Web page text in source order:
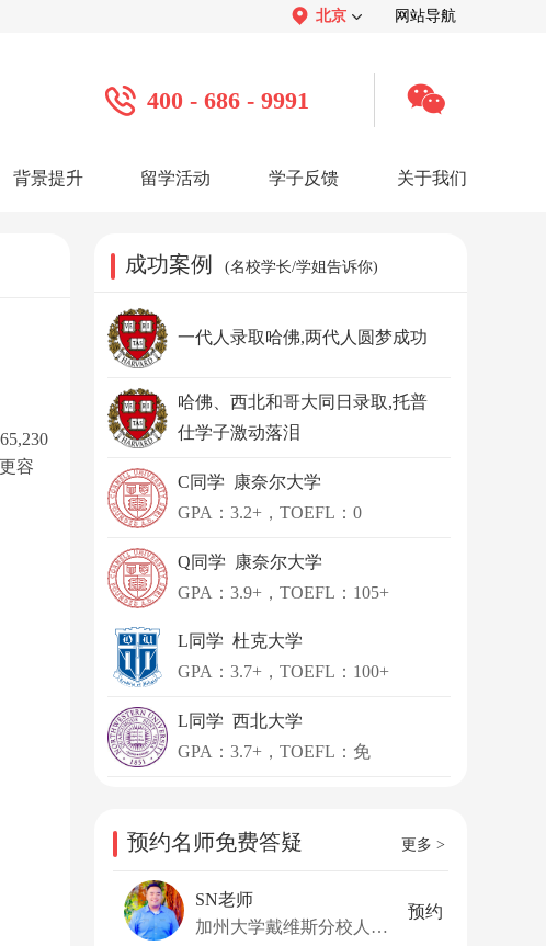
北京 网站导航
400 - 686 - 9991
背景提升 留学活动 学子反馈
学子心声： 感谢视频 学子访谈
关于我们
品牌介绍： 关于我们 公司活动 媒体报道
容
成功案例 (名校学长/学姐告诉你)
一代人录取哈佛,两代人圆梦成功
哈佛、西北和哥大同日录取,托普
仕学子激动落泪
C同学 康奈尔大学
GPA：3.2+，TOEFL：0
Q同学 康奈尔大学
GPA：3.9+，TOEFL：105+
L同学 杜克大学
GPA：3.7+，TOEFL：100+
L同学 西北大学
GPA：3.7+，TOEFL：免
预约名师免费答疑 更多 >
SN老师
加州大学戴维斯分校人类发展理学学士，丰富的招生工作经验
预约